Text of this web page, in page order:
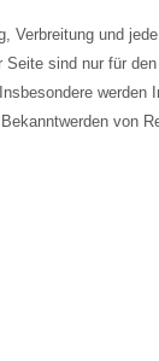
Verbreitung und
Seite sind nur für
werden
von